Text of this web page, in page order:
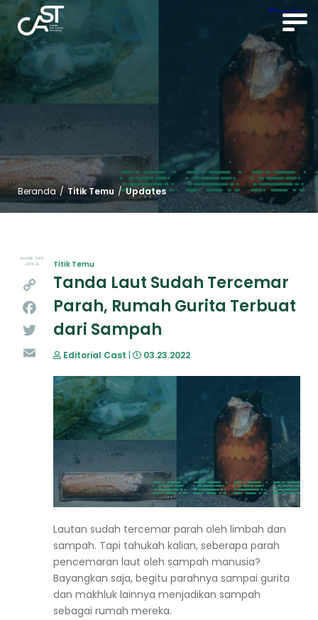
Beranda / Titik Temu / Updates
SHARE THIS
ARTICLE
Titik Temu
Tanda Laut Sudah Tercemar
Parah, Rumah Gurita Terbuat
dari Sampah
Editorial Cast | 03.23.2022
Lautan sudah tercemar parah oleh limbah dan
sampah. Tapi tahukah kalian, seberapa parah
pencemaran laut oleh sampah manusia?
Bayangkan saja, begitu parahnya sampai gurita
dan makhluk lainnya menjadikan sampah
sebagai rumah mereka.